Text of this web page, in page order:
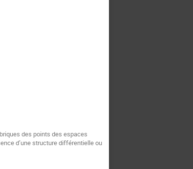
des points des espaces
d’une structure différentielle ou